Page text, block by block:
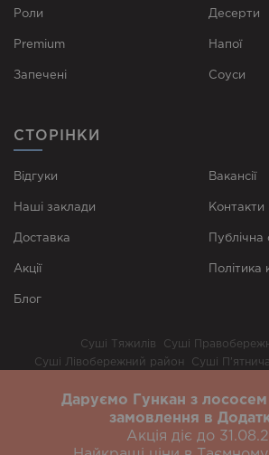
Роли
Premium
Запечені
Десерти
Напої
Соуси
СТОРІНКИ
Відгуки
Наші заклади
Доставка
Акції
Блог
Вакансії
Контакти
Політика
Суші Тяжилів
Суші
Суші Лівобережний район
Суші
Біла Церква Дніпро Івано-Франківськ
Рівне
Харків Варшава
Даруємо Гункан з
замовлення в
Акція діє до